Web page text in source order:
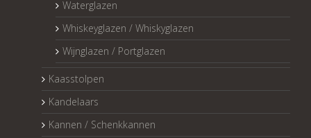
Waterglazen
Whiskeyglazen / Whiskyglazen
Wijnglazen / Portglazen
Kaasstolpen
Kandelaars
Kannen / Schenkkannen